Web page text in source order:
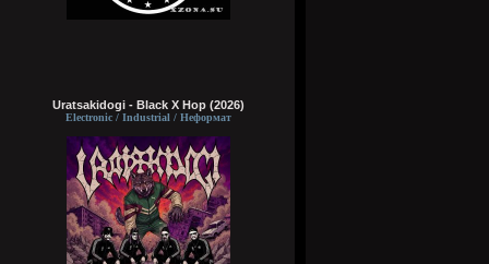
Uratsakidogi - Black X Hop (2026)
Electronic / Industrial / Неформат